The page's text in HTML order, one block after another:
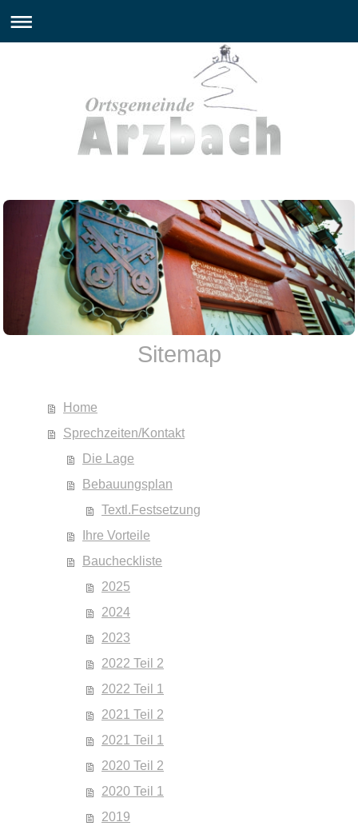
Sitemap
Home
Sprechzeiten/Kontakt
Die Lage
Bebauungsplan
Textl.Festsetzung
Ihre Vorteile
Baucheckliste
2025
2024
2023
2022 Teil 2
2022 Teil 1
2021 Teil 2
2021 Teil 1
2020 Teil 2
2020 Teil 1
2019